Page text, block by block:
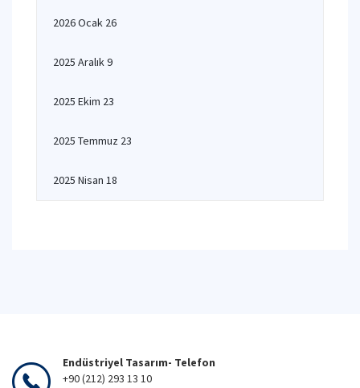
2026 Ocak 26
2025 Aralık 9
2025 Ekim 23
2025 Temmuz 23
2025 Nisan 18
Endüstriyel Tasarım- Telefon
+90 (212) 293 13 10